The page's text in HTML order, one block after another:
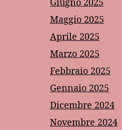
Maggio 2025
Aprile 2025
Marzo 2025
Febbraio 2025
Gennaio 2025
Dicembre 2024
Novembre 2024